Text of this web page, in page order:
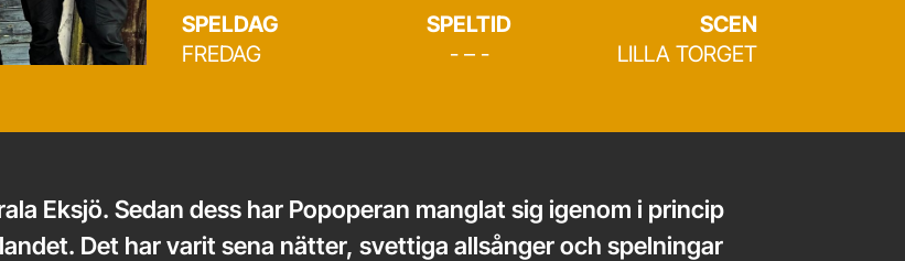
SPELDAG
FREDAG
SPELTID
- – -
SCEN
LILLA TORGET
Eksjö. Sedan dess har Popoperan manglat sig igenom i princip
Det har varit sena nätter, svettiga allsånger och spelningar